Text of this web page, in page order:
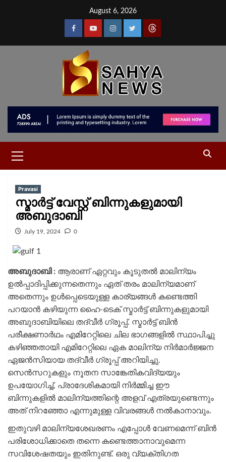
August 6, 2026
Pravasi
സ്മാര്‍ട്ട് വേസ്റ്റ് ബിന്നുകളുമായി
അബുദാബി
July 19, 2024 0
അബുദാബി : ആരാണ് ഏറ്റവും കൂടുതല്‍ മാലിന്യം
ഉല്‍പ്പാദിപ്പിക്കുന്നതെന്നും ഏത് തരം മാലിന്യമാണ്
അതെന്നും ഉള്‍പ്പെടെയുള്ള കാര്യങ്ങള്‍ കണ്ടെത്തി
പറയാന്‍ കഴിയുന്ന ഹൈ-ടെക് സ്മാര്‍ട്ട് ബിന്നുകളുമായി
അബുദാബിയിലെ തദ്വീര്‍ ഗ്രൂപ്പ്. സ്മാര്‍ട്ട് ബിന്‍
പരീക്ഷണാര്‍ഥം എമിറേറ്റിലെ ചില ഭാഗങ്ങളില്‍ സ്ഥാപിച്ചു
കഴിഞ്ഞതായി എമിറേറ്റിലെ ഏക മാലിന്യ നിര്‍മാര്‍ജ്ജന
ഏജന്‍സിയായ തദ്വീര്‍ ഗ്രൂപ്പ് അറിയിച്ചു.
സെന്‍സറുകളും നൂതന സാങ്കേതികവിദ്യയും
ഉപയോഗിച്ച്, പ്രാദേശികമായി നിര്‍മ്മിച്ച ഈ
ബിന്നുകളില്‍ മാലിന്യത്തിന്റെ അളവ് എത്രയുണ്ടെന്നും
അത് നിറഞ്ഞോ എന്നുമുള്ള വിവരങ്ങള്‍ നല്‍കാനാവും.
ഇതുവഴി മാലിന്യശേഖരണം എപ്പോള്‍ വേണമെന്ന് ബിന്‍
പരിശോധിക്കാതെ തന്നെ കണ്ടെത്താനാവുമെന്ന
സവിശേഷതയും ഇതിനുണ്ട്. ഒരു വ്യക്തിഗത